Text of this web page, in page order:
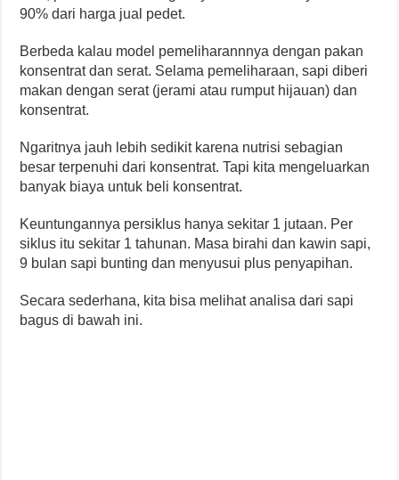
90% dari harga jual pedet.
Berbeda kalau model pemeliharannnya dengan pakan
konsentrat dan serat. Selama pemeliharaan, sapi diberi
makan dengan serat (jerami atau rumput hijauan) dan
konsentrat.
Ngaritnya jauh lebih sedikit karena nutrisi sebagian
besar terpenuhi dari konsentrat. Tapi kita mengeluarkan
banyak biaya untuk beli konsentrat.
Keuntungannya persiklus hanya sekitar 1 jutaan. Per
siklus itu sekitar 1 tahunan. Masa birahi dan kawin sapi,
9 bulan sapi bunting dan menyusui plus penyapihan.
Secara sederhana, kita bisa melihat analisa dari sapi
bagus di bawah ini.